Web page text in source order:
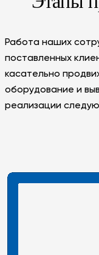
Работа наших
поставленных
касательно
оборудование и
реализации